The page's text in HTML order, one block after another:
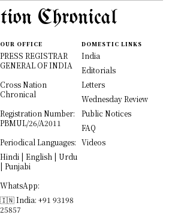
Chronical
OUR OFFICE
PRESS REGISTRAR
GENERAL OF INDIA
Cross Nation
Chronical
Registration Number:
PBMUL/26/A2011
Periodical Languages:
Hindi | English | Urdu
| Punjabi
WhatsApp:
🇮🇳 India: +91 93198
25857
DOMESTIC LINKS
India
Editorials
Letters
Wednesday Review
Public Notices
FAQ
Videos